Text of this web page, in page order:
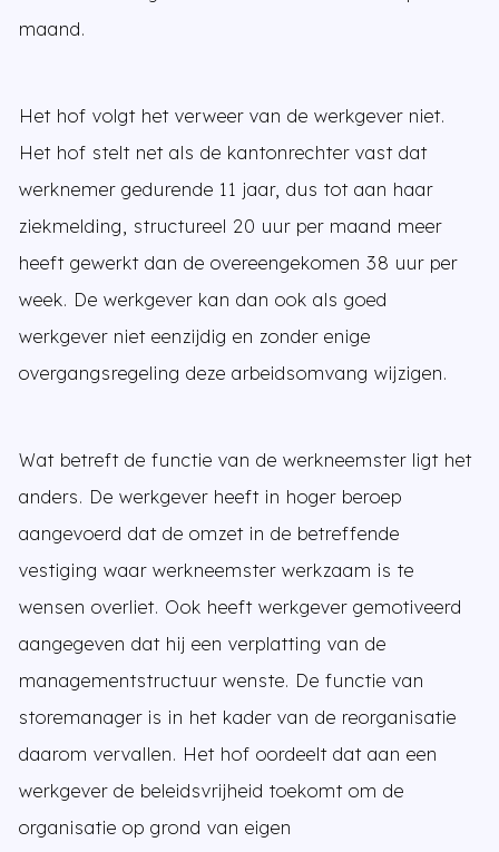
maand.
Het hof volgt het verweer van de werkgever niet.
Het hof stelt net als de kantonrechter vast dat
werknemer gedurende 11 jaar, dus tot aan haar
ziekmelding, structureel 20 uur per maand meer
heeft gewerkt dan de overeengekomen 38 uur per
week. De werkgever kan dan ook als goed
werkgever niet eenzijdig en zonder enige
overgangsregeling deze arbeidsomvang wijzigen.
Wat betreft de functie van de werkneemster ligt het
anders. De werkgever heeft in hoger beroep
aangevoerd dat de omzet in de betreffende
vestiging waar werkneemster werkzaam is te
wensen overliet. Ook heeft werkgever gemotiveerd
aangegeven dat hij een verplatting van de
managementstructuur wenste. De functie van
storemanager is in het kader van de reorganisatie
daarom vervallen. Het hof oordeelt dat aan een
werkgever de beleidsvrijheid toekomt om de
organisatie op grond van eigen